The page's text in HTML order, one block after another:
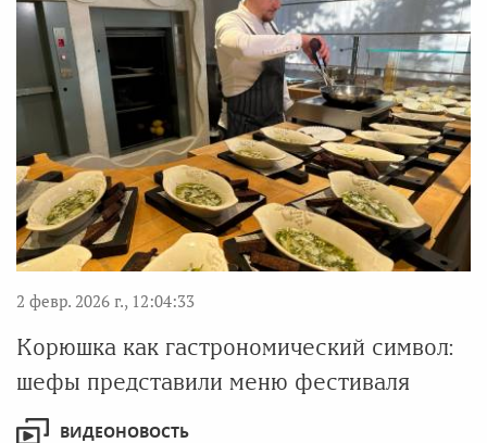
2 февр. 2026 г., 12:04:33
Корюшка как гастрономический символ:
шефы представили меню фестиваля
ВИДЕОНОВОСТЬ